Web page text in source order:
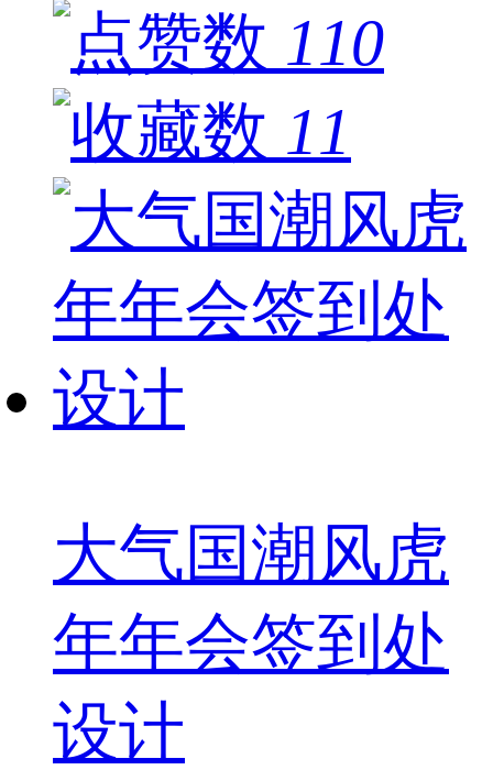
110
11
大气国潮风虎
年年会签到处
设计